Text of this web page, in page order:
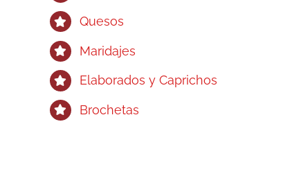
Quesos
Maridajes
Elaborados y Caprichos
Brochetas